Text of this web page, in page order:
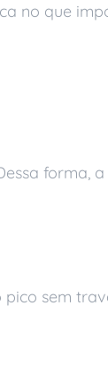
no que
forma,
sem